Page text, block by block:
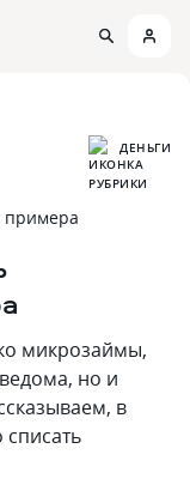
ДЕНЬГИ
микрозаймы‚
но и
в